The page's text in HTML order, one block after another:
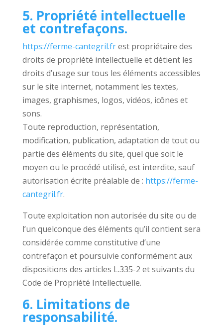
5. Propriété intellectuelle
et contrefaçons.
https://ferme-cantegril.frest propriétaire des
droits de propriété intellectuelle et détient les
droits d’usage sur tous les éléments accessibles
sur le site internet, notamment les textes,
images, graphismes, logos, vidéos, icônes et
sons.
Toute reproduction, représentation,
modification, publication, adaptation de tout ou
partie des éléments du site, quel que soit le
moyen ou le procédé utilisé, est interdite, sauf
autorisation écrite préalable de : https://ferme-
cantegril.fr.
Toute exploitation non autorisée du site ou de
l’un quelconque des éléments qu’il contient sera
considérée comme constitutive d’une
contrefaçon et poursuivie conformément aux
dispositions des articles L.335-2 et suivants du
Code de Propriété Intellectuelle.
6. Limitations de
responsabilité.